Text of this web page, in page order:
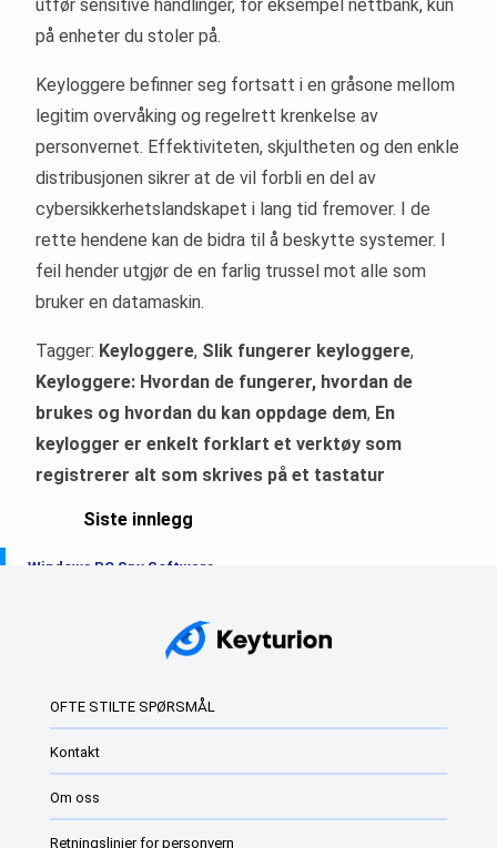
utfør sensitive handlinger, for eksempel nettbank, kun
på enheter du stoler på.
Keyloggere befinner seg fortsatt i en gråsone mellom
legitim overvåking og regelrett krenkelse av
personvernet. Effektiviteten, skjultheten og den enkle
distribusjonen sikrer at de vil forbli en del av
cybersikkerhetslandskapet i lang tid fremover. I de
rette hendene kan de bidra til å beskytte systemer. I
feil hender utgjør de en farlig trussel mot alle som
bruker en datamaskin.
Tagger: Keyloggere, Slik fungerer keyloggere,
Keyloggere: Hvordan de fungerer, hvordan de
brukes og hvordan du kan oppdage dem, En
keylogger er enkelt forklart et verktøy som
registrerer alt som skrives på et tastatur
Siste innlegg
Windows PC Spy Software
Beste overvåkingsprogramvare for Windows
Beste Windows 11 og Windows 10 Keylogger
OFTE STILTE SPØRSMÅL
Kontakt
Om oss
Retningslinjer for personvern